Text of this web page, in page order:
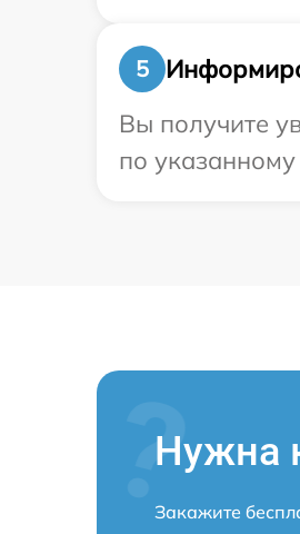
5
Вы получите
по указанному
Нужна
Закажите